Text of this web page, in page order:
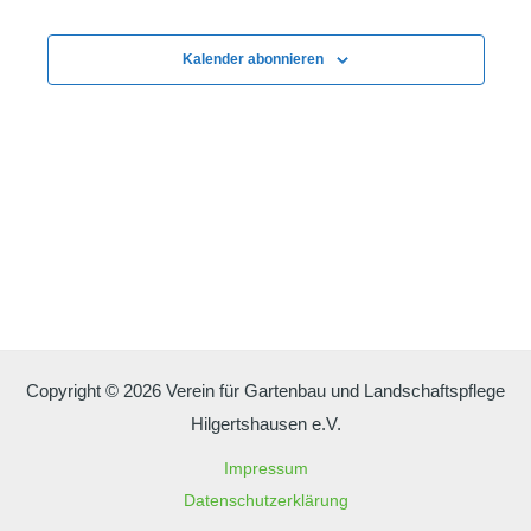
Kalender abonnieren
Copyright © 2026 Verein für Gartenbau und Landschaftspflege
Hilgertshausen e.V.
Impressum
Datenschutzerklärung